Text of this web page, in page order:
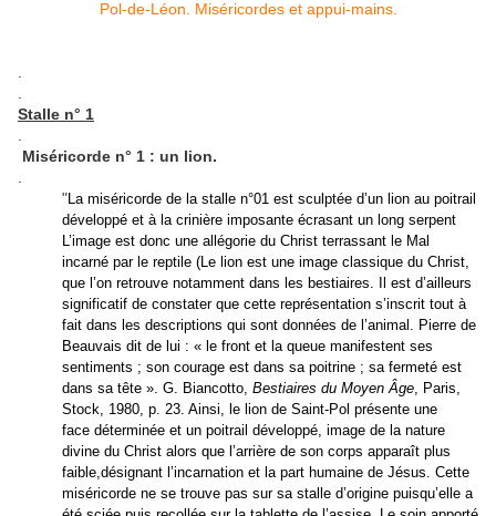
Stalle n° 1
Miséricorde n° 1 : un lion.
"La miséricorde de la stalle n°01 est sculptée d’un lion au poitrail
développé et à la crinière imposante écrasant un long serpent
L’image est donc une allégorie du Christ terrassant le Mal
incarné par le reptile (Le lion est une image classique du Christ,
que l’on retrouve notamment dans les bestiaires. Il est d’ailleurs
significatif de constater que cette représentation s’inscrit tout à
fait dans les descriptions qui sont données de l’animal. Pierre de
Beauvais dit de lui : « le front et la queue manifestent ses
sentiments ; son courage est dans sa poitrine ; sa fermeté est
dans sa tête ». G. Biancotto, Bestiaires du Moyen Âge, Paris,
Stock, 1980, p. 23. Ainsi, le lion de Saint-Pol présente une
face déterminée et un poitrail développé, image de la nature
divine du Christ alors que l’arrière de son corps apparaît plus
faible,désignant l’incarnation et la part humaine de Jésus. Cette
miséricorde ne se trouve pas sur sa stalle d’origine puisqu’elle a